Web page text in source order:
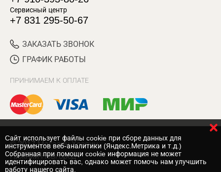
Сервисный центр
+7 831 295-50-67
ЗАКАЗАТЬ ЗВОНОК
ГРАФИК РАБОТЫ
ПРИНИМАЕМ К ОПЛАТЕ
© 2017 Магазин Хозяин
Нижний Новгород
Cайт использует файлы cookie при сборе данных для
инструментов веб-аналитики (Яндекс.Метрика и т.д.)
Собранная при помощи cookie информация не может
идентифицировать вас, однако может помочь нам улучшить
работу нашего сайта.